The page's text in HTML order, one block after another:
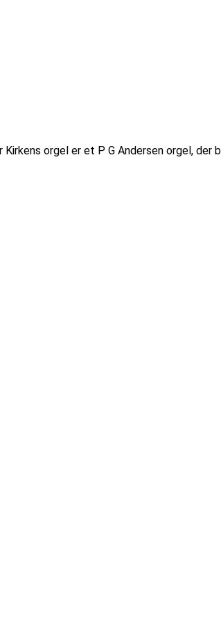
orgel er et P G Andersen orgel,